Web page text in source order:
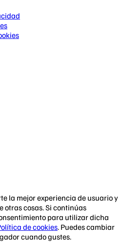
la mejor experiencia de usuario y
otras cosas. Si continúas
para utilizar dicha
de cookies. Puedes cambiar
cuando gustes.